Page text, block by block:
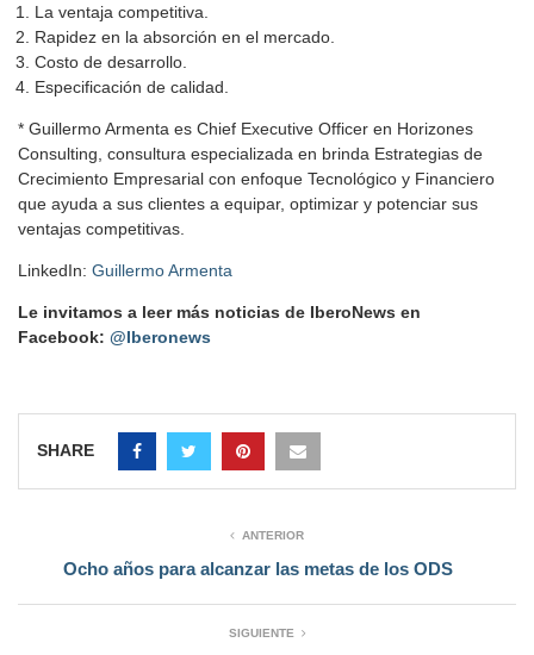
La ventaja competitiva.
Rapidez en la absorción en el mercado.
Costo de desarrollo.
Especificación de calidad.
* Guillermo Armenta es Chief Executive Officer en Horizones
Consulting, consultura especializada en brinda Estrategias de
Crecimiento Empresarial con enfoque Tecnológico y Financiero
que ayuda a sus clientes a equipar, optimizar y potenciar sus
ventajas competitivas.
LinkedIn: Guillermo Armenta
Le invitamos a leer más noticias de IberoNews en
Facebook: @Iberonews
SHARE
ANTERIOR
Ocho años para alcanzar las metas de los ODS
SIGUIENTE